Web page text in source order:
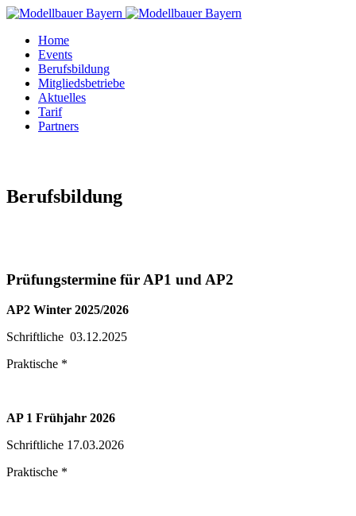
Home
Events
Berufsbildung
Mitgliedsbetriebe
Aktuelles
Tarif
Partners
Berufsbildung
Prüfungstermine für AP1 und AP2
AP2 Winter 2025/2026
Schriftliche 03.12.2025
Praktische *
AP 1 Frühjahr 2026
Schriftliche 17.03.2026
Praktische *